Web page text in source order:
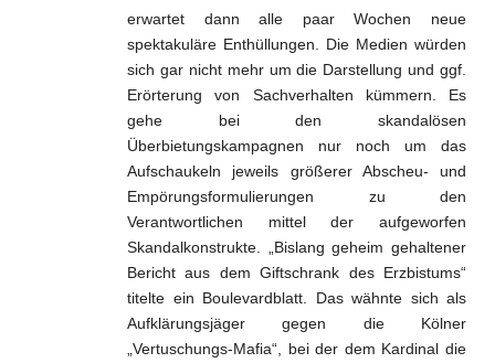
erwartet dann alle paar Wochen neue
spektakuläre Enthüllungen. Die Medien würden
sich gar nicht mehr um die Darstellung und ggf.
Erörterung von Sachverhalten kümmern. Es
gehe bei den skandalösen
Überbietungskampagnen nur noch um das
Aufschaukeln jeweils größerer Abscheu- und
Empörungsformulierungen zu den
Verantwortlichen mittel der aufgeworfen
Skandalkonstrukte. „Bislang geheim gehaltener
Bericht aus dem Giftschrank des Erzbistums“
titelte ein Boulevardblatt. Das wähnte sich als
Aufklärungsjäger gegen die Kölner
„Vertuschungs-Mafia“, bei der dem Kardinal die